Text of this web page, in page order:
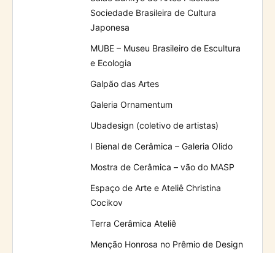
Sociedade Brasileira de Cultura
Japonesa
MUBE – Museu Brasileiro de Escultura
e Ecologia
Galpão das Artes
Galeria Ornamentum
Ubadesign (coletivo de artistas)
I Bienal de Cerâmica – Galeria Olido
Mostra de Cerâmica – vão do MASP
Espaço de Arte e Ateliê Christina
Cocikov
Terra Cerâmica Ateliê
Menção Honrosa no Prêmio de Design